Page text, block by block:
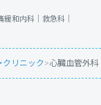
緩和内科｜ 救急科｜
クリニック>心臓血管外科